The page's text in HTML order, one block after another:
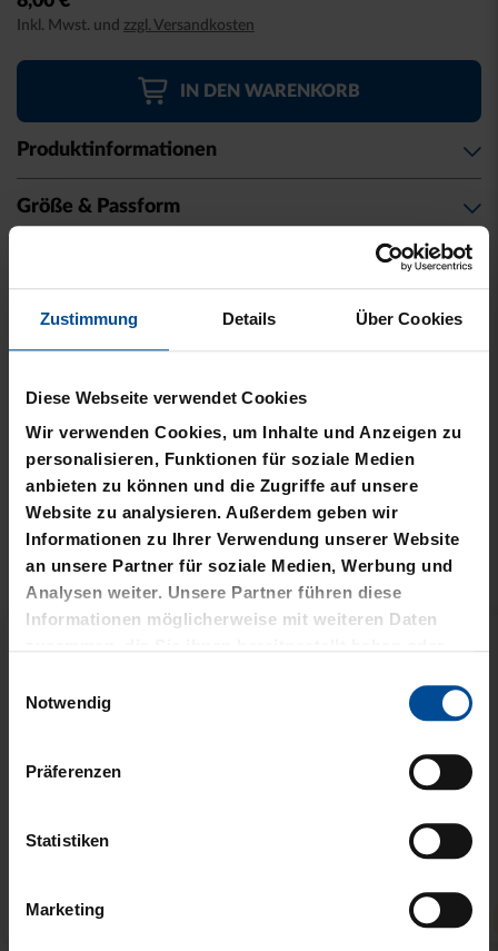
Zustimmung Details Über Cookies
Diese Webseite verwendet Cookies
Wir verwenden Cookies, um Inhalte und Anzeigen zu
personalisieren, Funktionen für soziale Medien
anbieten zu können und die Zugriffe auf unsere
Website zu analysieren. Außerdem geben wir
Informationen zu Ihrer Verwendung unserer Website
an unsere Partner für soziale Medien, Werbung und
Analysen weiter. Unsere Partner führen diese
Informationen möglicherweise mit weiteren Daten
gesammelt haben.
Notwendig
Präferenzen
Statistiken
Marketing
beginning
of
the
gallery
Inkl. Mwst. und zzgl. Versandkosten
IN DEN WARENKORB
Produktinformationen
Größe & Passform
Herstellerangaben
Abonnenten
VERWANDTE
PRODUKTE
Sale